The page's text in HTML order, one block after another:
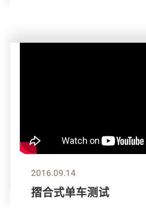
2016.09.14
摺合式单车测试